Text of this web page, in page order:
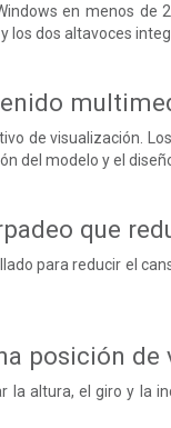
en menos
dos altavoces
de visualización.
del modelo y el
que
para reducir el
posición
altura, el giro y la